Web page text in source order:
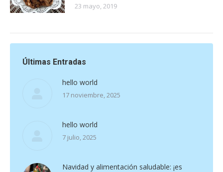
23 mayo, 2019
Últimas Entradas
hello world
17 noviembre, 2025
hello world
7 julio, 2025
Navidad y alimentación saludable: ¡es